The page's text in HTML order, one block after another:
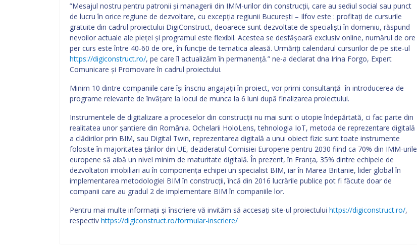
”Mesajul nostru pentru patronii și managerii din IMM-urilor din construcții, care au sediul social sau punct
de lucru în orice regiune de dezvoltare, cu excepția regiunii București – Ilfov este : profitați de cursurile
gratuite din cadrul proiectului DigiConstruct, deoarece sunt dezvoltate de specialiști în domeniu, răspund
nevoilor actuale ale pieței și programul este flexibil. Acestea se desfășoară exclusiv online, numărul de ore
per curs este între 40-60 de ore, în funcție de tematica aleasă. Urmăriți calendarul cursurilor de pe site-ul
https://digiconstruct.ro/, pe care îl actualizăm în permanență.” ne-a declarat dna Irina Forgo, Expert
Comunicare și Promovare în cadrul proiectului.
Minim 10 dintre companiile care își înscriu angajații în proiect, vor primi consultanță în introducerea de
programe relevante de învățare la locul de munca la 6 luni după finalizarea proiectului.
Instrumentele de digitalizare a proceselor din construcții nu mai sunt o utopie îndepărtată, ci fac parte din
realitatea unor șantiere din România. Ochelarii HoloLens, tehnologia IoT, metoda de reprezentare digitală
a clădirilor prin BIM, sau Digital Twin, reprezentarea digitală a unui obiect fizic sunt toate instrumente
folosite în majoritatea țărilor din UE, dezideratul Comisiei Europene pentru 2030 fiind ca 70% din IMM-urile
europene să aibă un nivel minim de maturitate digitală. În prezent, în Franța, 35% dintre echipele de
dezvoltatori imobiliari au în componența echipei un specialist BIM, iar în Marea Britanie, lider global în
implementarea metodologiei BIM în construcții, încă din 2016 lucrările publice pot fi făcute doar de
companii care au gradul 2 de implementare BIM în companiile lor.
Pentru mai multe informații și înscriere vă invităm să accesați site-ul proiectului https://digiconstruct.ro/,
respectiv https://digiconstruct.ro/formular-inscriere/